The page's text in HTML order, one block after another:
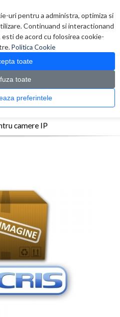
uri pentru a administra, optimiza si
Continuand si interactionand
de acord cu folosirea cookie-
Politica Cookie
toate
toate
Administreaza preferintele
0 produs(e)
> Accesorii sisteme de supraveghere
camere IP